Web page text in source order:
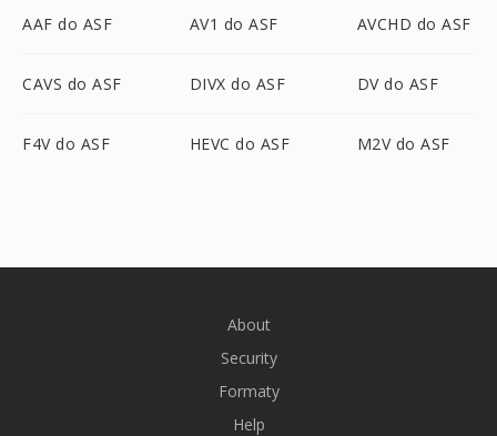
AAF do ASF AV1 do ASF AVCHD do ASF
CAVS do ASF DIVX do ASF DV do ASF
F4V do ASF HEVC do ASF M2V do ASF
About
Security
Formaty
Help